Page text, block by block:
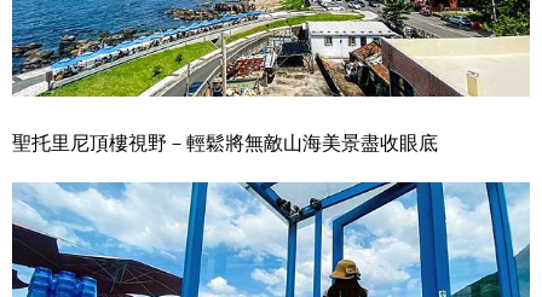
聖托里尼頂樓視野－輕鬆將無敵山海美景盡收眼底